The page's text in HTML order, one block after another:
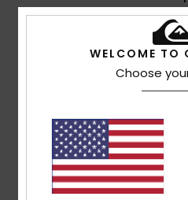
Geprägtes Kunstleder-
Zusammensetzung
WELCOME TO
Choose